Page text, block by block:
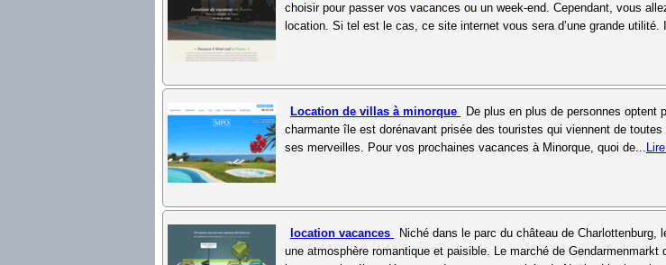
choisir pour passer vos vacances ou un week-end. Cependant, vous
location. Si tel est le cas, ce site internet vous sera d’une grande utilité.
Location de villas à minorque
De plus en plus de personnes optent
charmante île est dorénavant prisée des touristes qui viennent de
ses merveilles. Pour vos prochaines vacances à Minorque, quoi de...
location vacances
Niché dans le parc du château de Charlottenburg,
une atmosphère romantique et paisible. Le marché de